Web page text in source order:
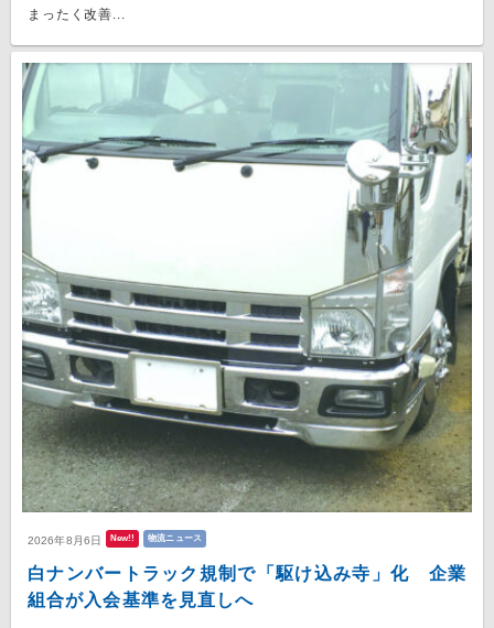
まったく改善...
2026年8月6日 New!! 物流ニュース
白ナンバートラック規制で「駆け込み寺」化 企業
組合が入会基準を見直しへ